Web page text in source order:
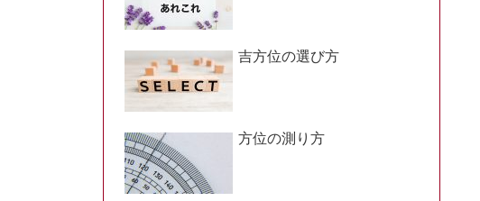
吉方位の選び方
方位の測り方